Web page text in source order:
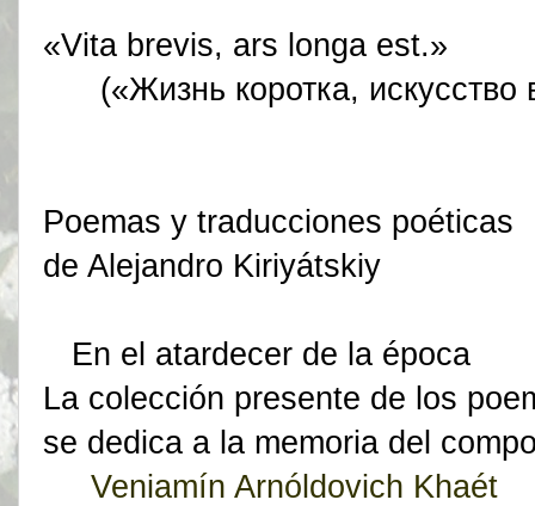
«Vita brevis, ars longa est.»
(«Жизнь коротка, искусство
Poemas y traducciones poéticas
de Alejandro Kiriyátskiy
En el atardecer de la época
La colección presente de los
se dedica a la memoria del
Veniamín Arnóldovich Khaét